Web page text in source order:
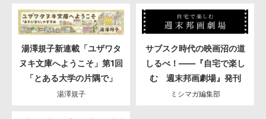
湯澤規子新連載「ユザワタ
ヌキ文庫へようこそ」第1回
「とある大学の片隅で」
湯澤規子
サブスク時代の映画沼の道
しるべ！――『自宅で楽し
む 週末邦画劇場』発刊
ミシマガ編集部